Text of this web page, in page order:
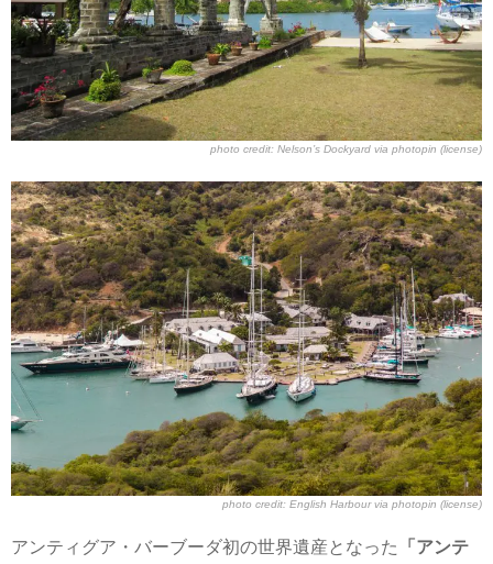
photo credit: Nelson’s Dockyard via photopin (license)
photo credit: English Harbourvia photopin (license)
アンティグア・バーブーダ初の世界遺産となった
「アンテ